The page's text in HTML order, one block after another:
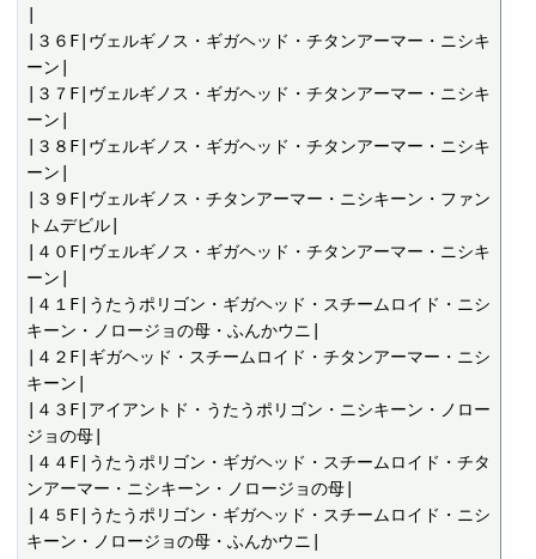
|３６F|ヴェルギノス・ギガヘッド・チタンアーマー・ニシキ
ーン|
|３７F|ヴェルギノス・ギガヘッド・チタンアーマー・ニシキ
ーン|
|３８F|ヴェルギノス・ギガヘッド・チタンアーマー・ニシキ
ーン|
|３９F|ヴェルギノス・チタンアーマー・ニシキーン・ファン
トムデビル|
|４０F|ヴェルギノス・ギガヘッド・チタンアーマー・ニシキ
ーン|
|４１F|うたうポリゴン・ギガヘッド・スチームロイド・ニシ
キーン・ノロージョの母・ふんかウニ|
|４２F|ギガヘッド・スチームロイド・チタンアーマー・ニシ
キーン|
|４３F|アイアントド・うたうポリゴン・ニシキーン・ノロー
ジョの母|
|４４F|うたうポリゴン・ギガヘッド・スチームロイド・チタ
ンアーマー・ニシキーン・ノロージョの母|
|４５F|うたうポリゴン・ギガヘッド・スチームロイド・ニシ
キーン・ノロージョの母・ふんかウニ|